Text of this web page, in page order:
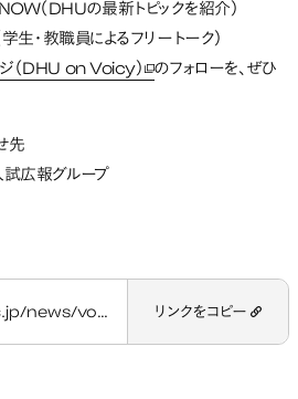
NOW（DHUの最新トピックを紹介）
生・教職員によるフリートーク）
（DHU on Voicy）新しいタブで開く
のフォローを、ぜひ
先
広報グループ
https://www.dhw.ac.jp/news/voicy/ リンクをコピー